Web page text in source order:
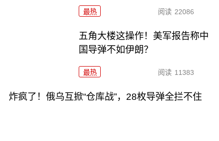
最热 阅读 22086
五角大楼这操作！美军报告称中
国导弹不如伊朗？
最热 阅读 11383
炸疯了！俄乌互掀“仓库战”，28枚导弹全拦不住